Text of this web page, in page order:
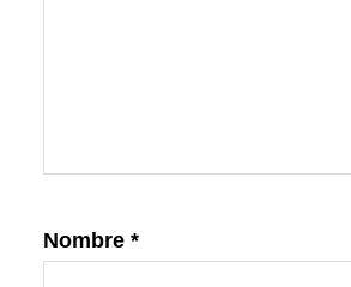
Nombre *